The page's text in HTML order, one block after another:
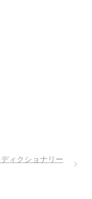
ィクショナリー